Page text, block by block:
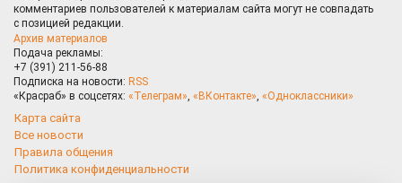
комментариев пользователей к материалам сайта могут не совпадать
с позицией редакции.
Архив материалов
Подача рекламы:
+7 (391) 211-56-88
Подписка на новости: RSS
«Красраб» в соцсетях: «Телеграм», «ВКонтакте», «Одноклассники»
Карта сайта
Все новости
Правила общения
Политика конфиденциальности